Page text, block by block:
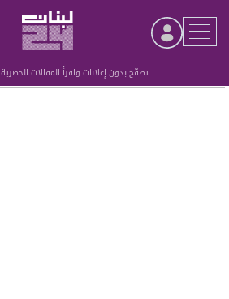
تصفّح بدون إعلانات واقرأ المقالات الحصرية
Advertisement